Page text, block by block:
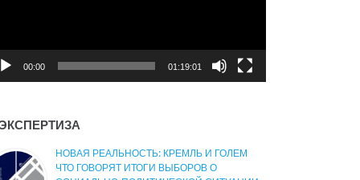
00:00 01:19:01
НОВАЯ РЕАЛЬНОСТЬ: КРЕМЛЬ И ГОЛЕМ
ЧТО ГОВОРЯТ ИТОГИ ВЫБОРОВ О